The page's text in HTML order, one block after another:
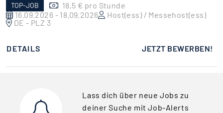
TOP-JOB
18,5 € pro Stunde
16.09.2026 - 18.09.2026
Host(ess) / Messehost(ess)
DE - PLZ 3
DETAILS JETZT BEWERBEN!
Lass dich über neue Jobs zu
deiner Suche mit Job-Alerts